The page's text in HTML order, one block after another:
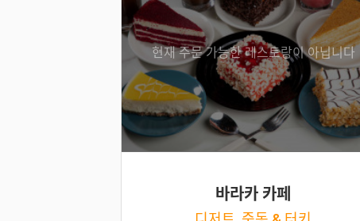
현재 주문 가능한 레스토랑이 아닙니다
바라카 카페